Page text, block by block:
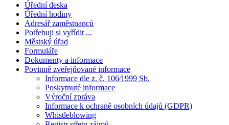
Úřední deska
Úřední hodiny
Adresář zaměstnanců
Potřebuji si vyřídit ...
Městský úřad
Formuláře
Dokumenty a informace
Povinně zveřejňované informace
Informace dle z. č. 106⁄1999 Sb.
Poskytnuté informace
Výroční zpráva
Informace k ochraně osobních údajů (GDPR)
Whistleblowing